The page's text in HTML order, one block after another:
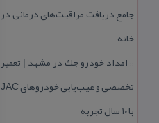
جامع دریافت مراقبت‌های درمانی در
خانه
:: امداد خودرو جك در مشهد | تعمیر
تخصصی و عیب‌یابی خودروهای JAC
با ۱۰ سال تجربه